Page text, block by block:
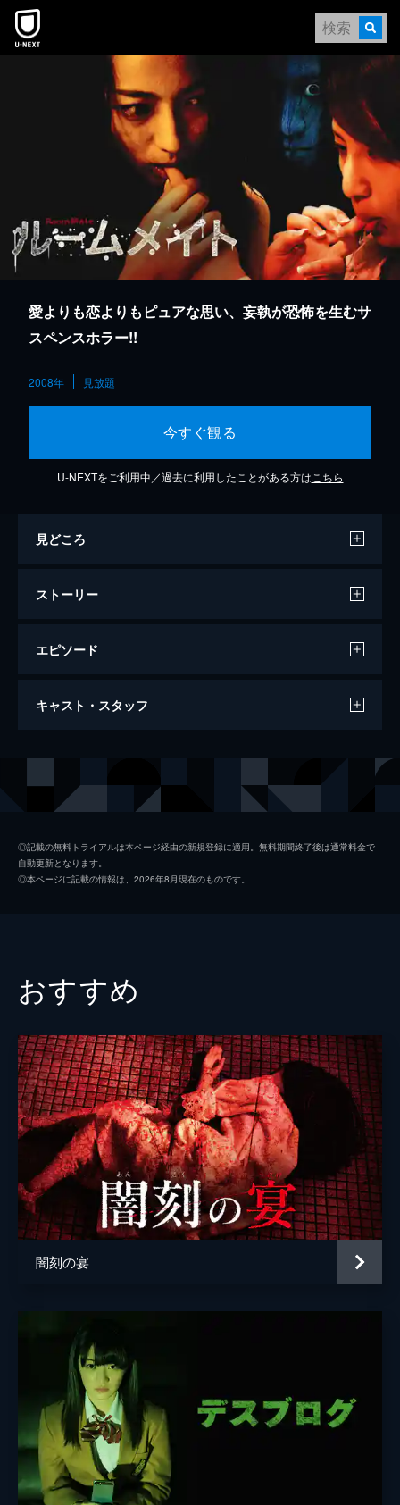
本文へスキップ
愛よりも恋よりもピュアな思い、妄執が恐怖を生むサ
スペンスホラー!!
2008年 見放題
今すぐ観る
U-NEXTをご利用中／過去に利用したことがある方は こちら
見どころ
ストーリー
エピソード
ルームメイト Room Mate2008
キャスト・スタッフ
監督
脚本 永岡久明
原作 SMIRAL
音楽 安田光一
横山英明
◎記載の無料トライアルは本ページ経由の新規登録に適用。無料期間終了後は通常料金で
自動更新となります。
◎本ページに記載の情報は、2026年8月現在のものです。
おすすめ
闇刻の宴